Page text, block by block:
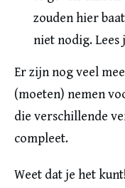
zouden hier
niet nodig.
Er zijn nog veel
(moeten) nemen
die verschillende
compleet.
Weet dat je het